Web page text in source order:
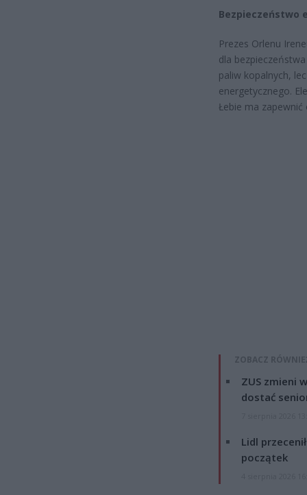
Bezpieczeństwo
Prezes Orlenu
dla
paliw kopalnych,
energetycznego.
Łebie ma zapewnić
ZOBACZ
ZUS zmieni
dostać
Lidl
początek